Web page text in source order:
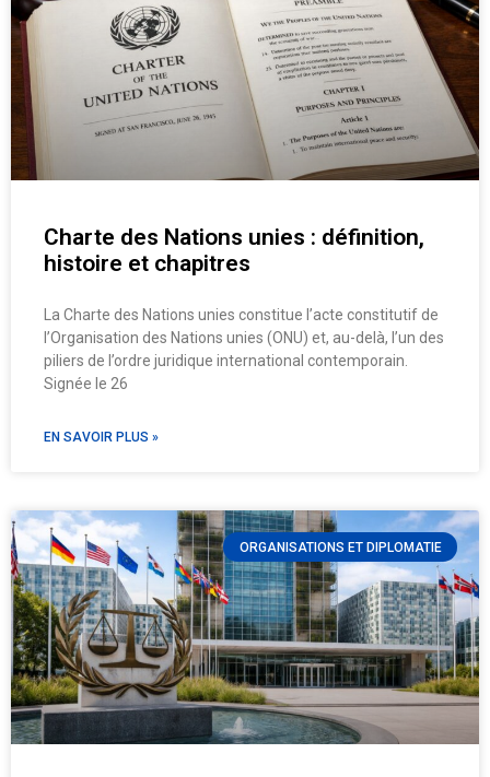
Charte des Nations unies : définition,
histoire et chapitres
La Charte des Nations unies constitue l’acte constitutif de
l’Organisation des Nations unies (ONU) et, au-delà, l’un des
piliers de l’ordre juridique international contemporain.
Signée le 26
EN SAVOIR PLUS »
ORGANISATIONS ET DIPLOMATIE